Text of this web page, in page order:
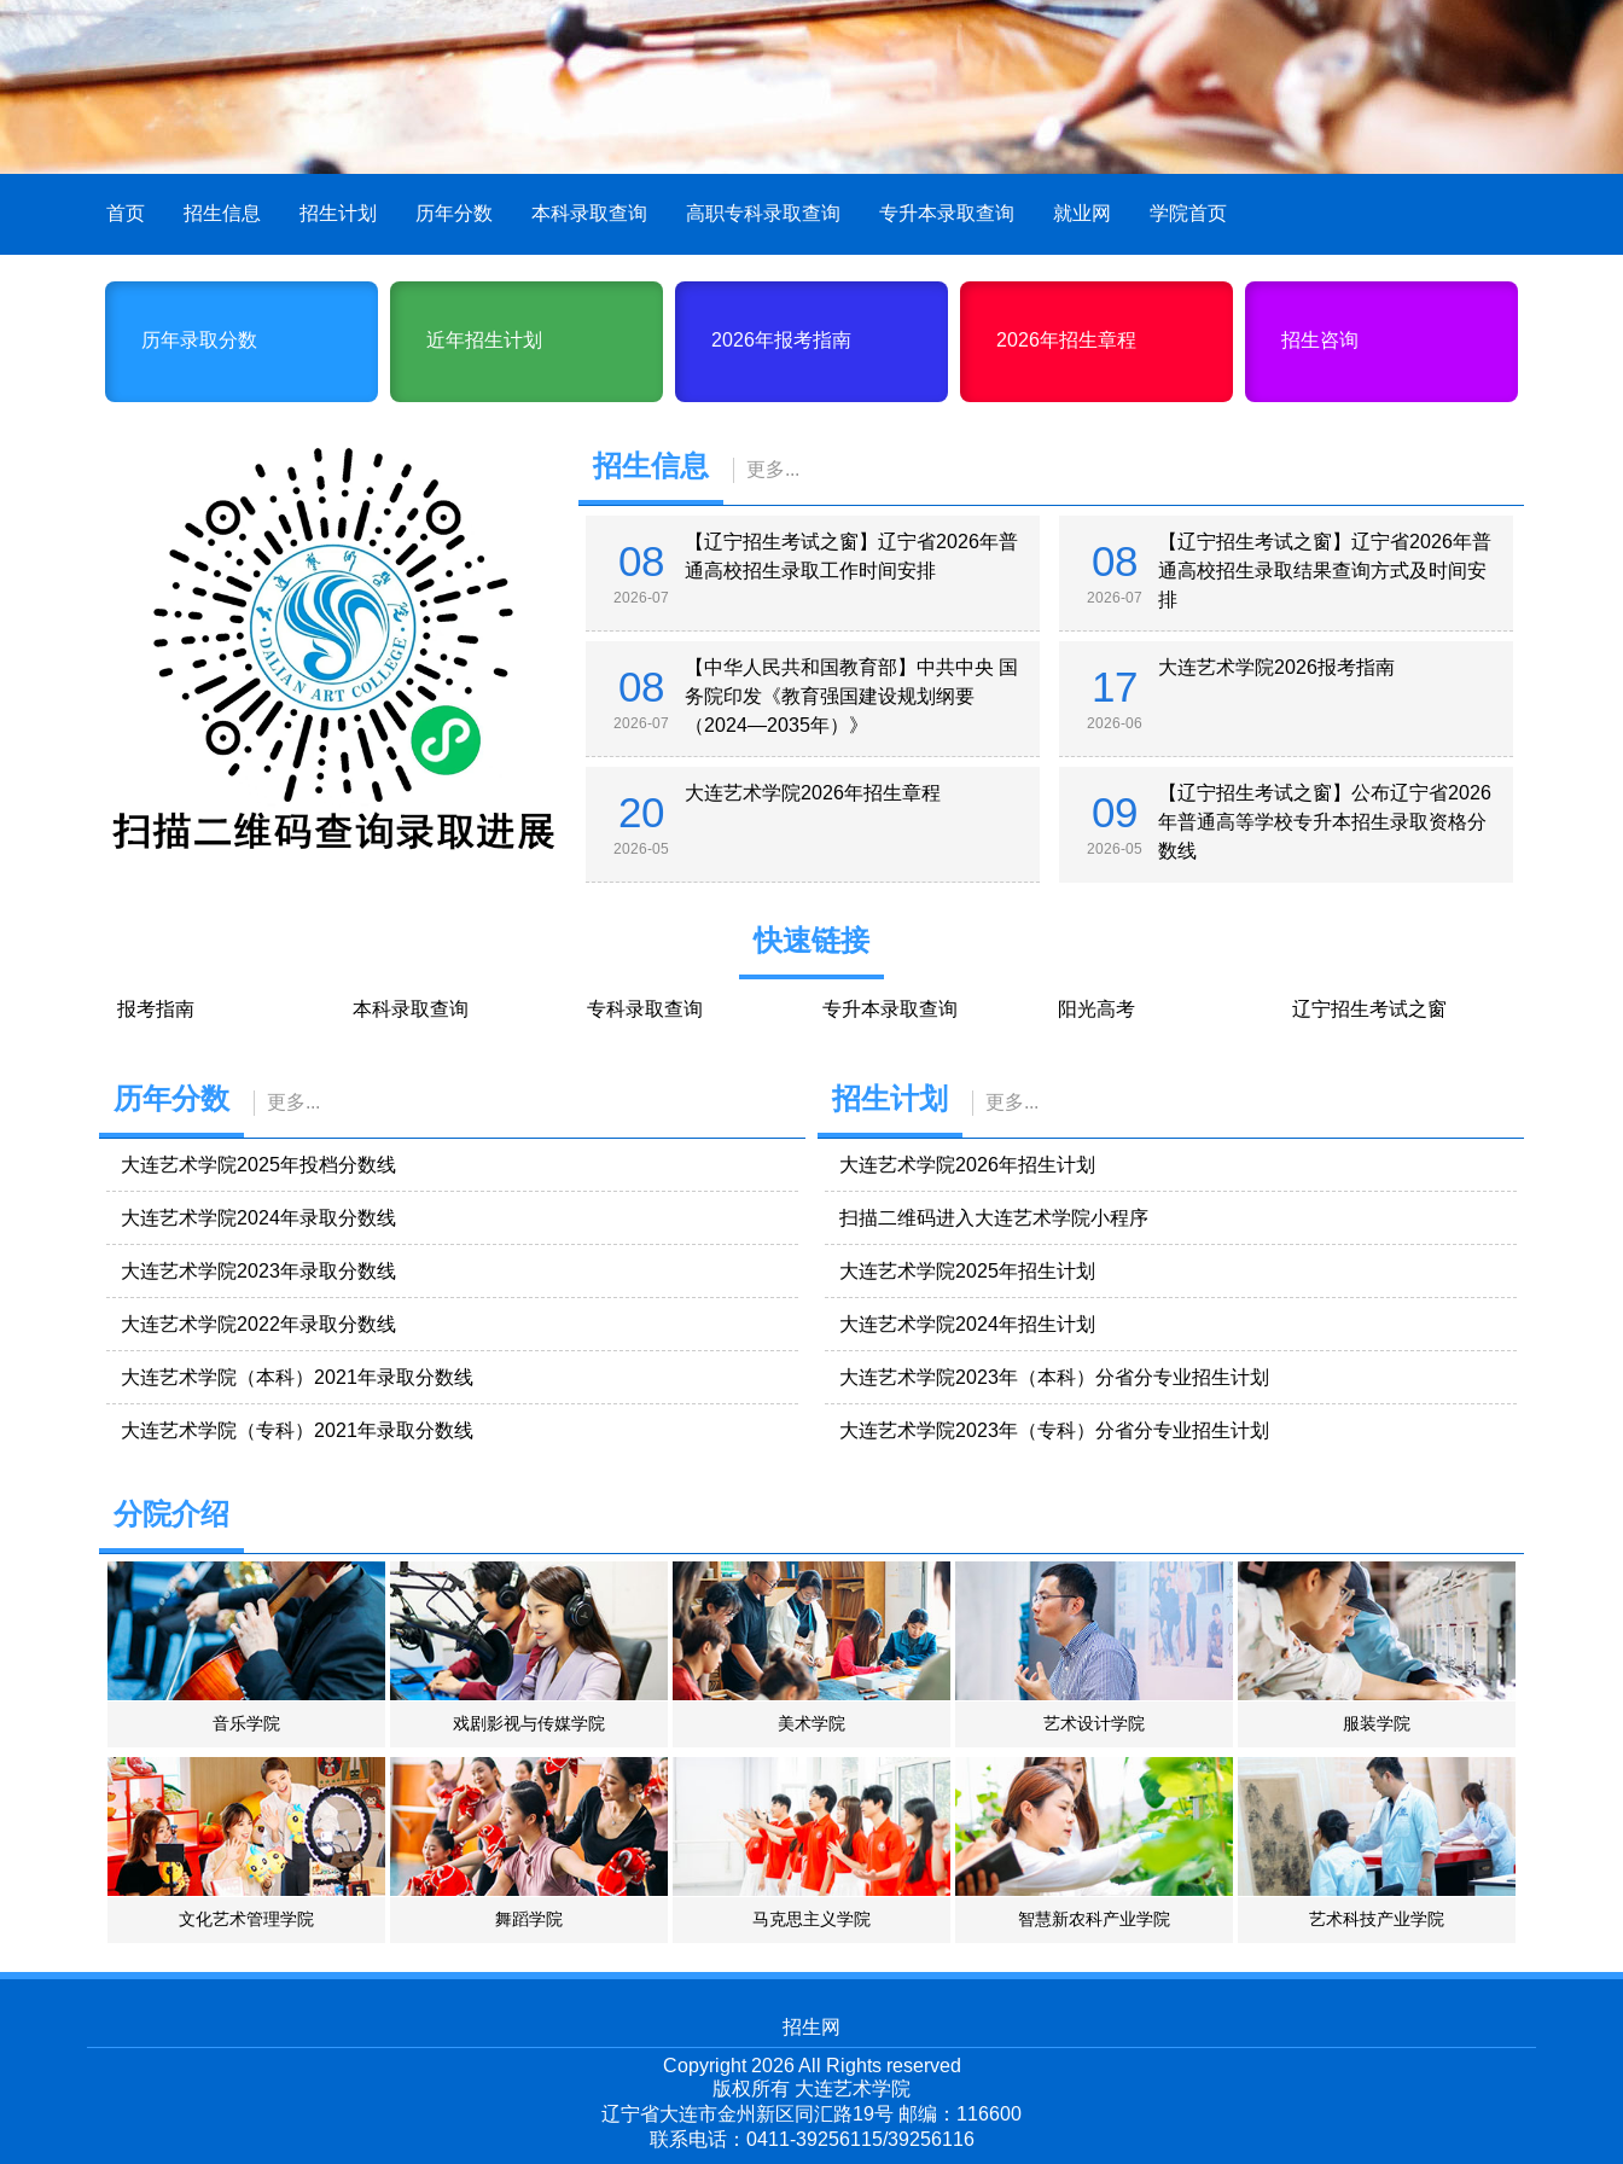
首页 招生信息 招生计划 历年分数 本科录取查询 高职专科录取查询 专升本录取查询 就业网 学院首页
历年录取分数 近年招生计划 2026年报考指南 2026年招生章程 招生咨询
招生信息 更多...
2026-07
08
【辽宁招生考试之窗】辽宁省2026年普
通高校招生录取工作时间安排
2026-07
08
【辽宁招生考试之窗】辽宁省2026年普
通高校招生录取结果查询方式及时间安
排
2026-07
08
【中华人民共和国教育部】中共中央 国
务院印发《教育强国建设规划纲要
（2024—2035年）》
2026-06
17 大连艺术学院2026报考指南
2026-05
20 大连艺术学院2026年招生章程
2026-05
09
【辽宁招生考试之窗】公布辽宁省2026
年普通高等学校专升本招生录取资格分
数线
快速链接
报考指南 本科录取查询 专科录取查询 专升本录取查询 阳光高考 辽宁招生考试之窗
历年分数 更多...
大连艺术学院2025年投档分数线
大连艺术学院2024年录取分数线
大连艺术学院2023年录取分数线
大连艺术学院2022年录取分数线
大连艺术学院（本科）2021年录取分数线
大连艺术学院（专科）2021年录取分数线
招生计划 更多...
大连艺术学院2026年招生计划
扫描二维码进入大连艺术学院小程序
大连艺术学院2025年招生计划
大连艺术学院2024年招生计划
大连艺术学院2023年（本科）分省分专业招生计划
大连艺术学院2023年（专科）分省分专业招生计划
分院介绍
音乐学院 戏剧影视与传媒学院 美术学院 艺术设计学院 服装学院
文化艺术管理学院 舞蹈学院 马克思主义学院 智慧新农科产业学院 艺术科技产业学院
招生网
Copyright 2026 All Rights reserved
版权所有 大连艺术学院
辽宁省大连市金州新区同汇路19号 邮编：116600
联系电话：0411-39256115/39256116